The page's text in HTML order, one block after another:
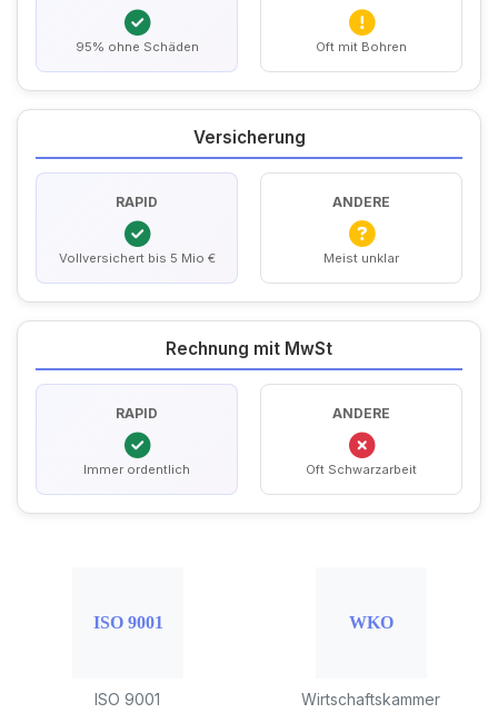
95% ohne Schäden Oft mit Bohren
Versicherung
RAPID
Vollversichert bis 5 Mio €
ANDERE
Meist unklar
Rechnung mit MwSt
RAPID
Immer ordentlich
ANDERE
Oft Schwarzarbeit
ISO 9001
Wirtschaftskammer